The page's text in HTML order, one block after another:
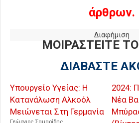
άρθρων.
Διαφήμιση
ΜΟΙΡΑΣΤΕΙΤΕ
ΔΙΑΒΑΣΤΕ
Υπουργείο Υγείας: Η
Κατανάλωση Αλκοόλ
Μειώνεται Στη Γερμανία
2024:
Νέα